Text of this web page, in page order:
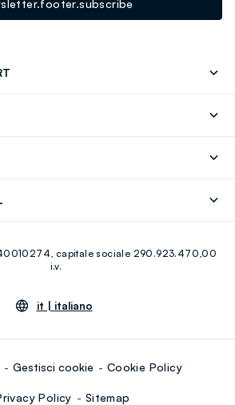
Linkedin
capitale sociale 290.923.470,00
i.v.
it | italiano
Gestisci cookie Cookie Policy
Policy Sitemap